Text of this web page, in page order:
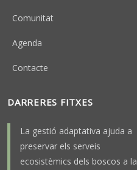
Comunitat
Agenda
Contacte
DARRERES FITXES
La gestió adaptativa ajuda a
preservar els serveis
ecosistèmics dels boscos a la